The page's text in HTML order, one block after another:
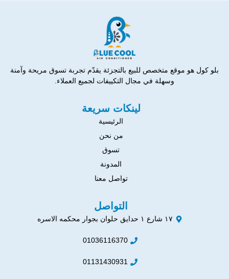
بلو كول هو موقع متخصص للبيع بالتجزئة يقدّم تجربة تسوق مريحة وآمنة
وسهلة في مجال التكييفات لجميع العملاء.
لينكات سريعة
الرئيسية
من نحن
تسوق
المدونة
تواصل معنا
التواصل
١٧ شارع ١ حدايق حلوان بجوار محكمه الاسره
01036116370
01131430931